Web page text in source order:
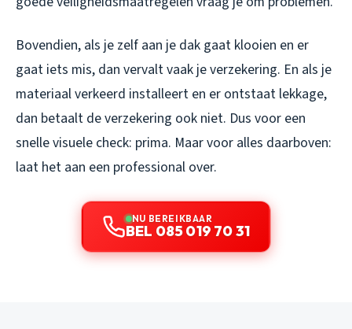
Bovendien, als je zelf aan je dak gaat klooien en er
gaat iets mis, dan vervalt vaak je verzekering. En als je
materiaal verkeerd installeert en er ontstaat lekkage,
dan betaalt de verzekering ook niet. Dus voor een
snelle visuele check: prima. Maar voor alles daarboven:
laat het aan een professional over.
NU BEREIKBAAR
BEL 085 019 70 31